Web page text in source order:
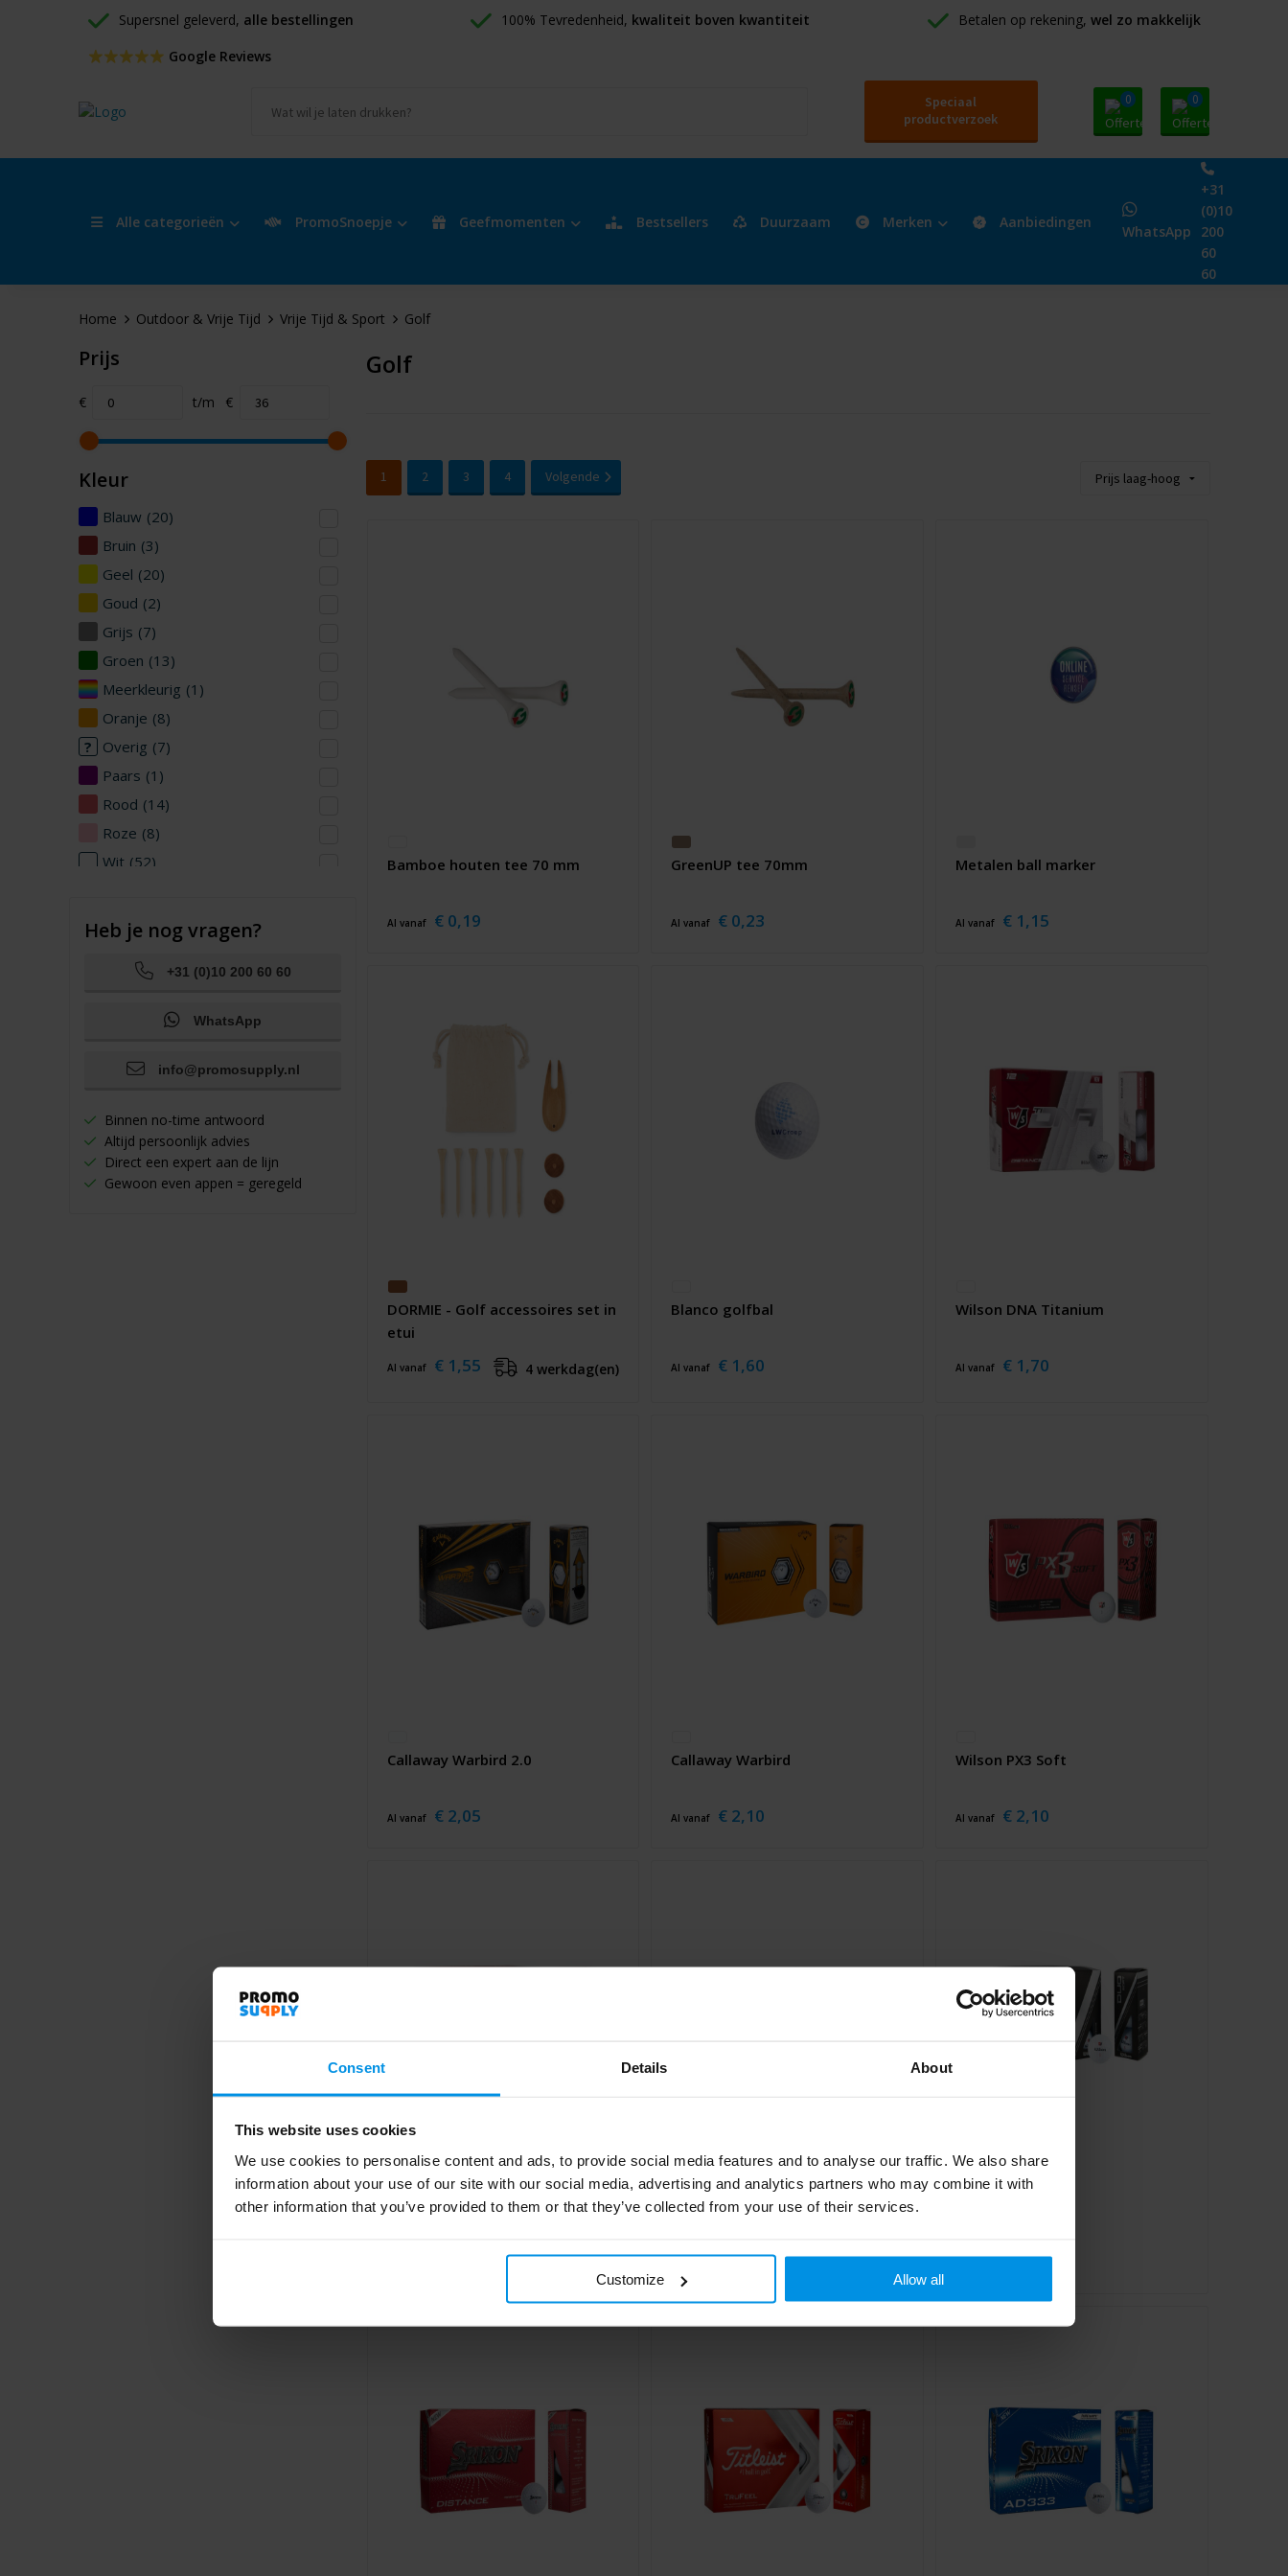
Consent Details About
This website uses cookies
We use cookies to personalise content and ads, to provide social media features and to analyse our traffic. We also share
information about your use of our site with our social media, advertising and analytics partners who may combine it with
other information that you’ve provided to them or that they’ve collected from your use of their services.
Customize Allow all
Supersnel geleverd, alle bestellingen 100% Tevredenheid, kwaliteit boven kwantiteit Betalen op rekening, wel zo makkelijk
Google Reviews
Speciaal
productverzoek
0 0
Alle categorieën PromoSnoepje Geefmomenten Bestsellers Duurzaam Merken Aanbiedingen
WhatsApp
+31
(0)10
200
60
60
Home Outdoor & Vrije Tijd Vrije Tijd & Sport Golf
Prijs
€ t/m €
Kleur
Blauw (20)
Bruin (3)
Geel (20)
Goud (2)
Grijs (7)
Groen (13)
Meerkleurig (1)
Oranje (8)
Overig (7)
Paars (1)
Rood (14)
Roze (8)
Wit (52)
Zwart
Heb je nog vragen?
+31 (0)10 200 60 60
WhatsApp
info@promosupply.nl
Binnen no-time antwoord
Altijd persoonlijk advies
Direct een expert aan de lijn
Gewoon even appen = geregeld
Golf
1 2 3 4 Volgende
Bamboe houten tee 70 mm
Al vanaf € 0,19
GreenUP tee 70mm
Al vanaf € 0,23
Metalen ball marker
Al vanaf € 1,15
DORMIE - Golf accessoires set in
etui
Al vanaf € 1,55 4 werkdag(en)
Blanco golfbal
Al vanaf € 1,60
Wilson DNA Titanium
Al vanaf € 1,70
Callaway Warbird 2.0
Al vanaf € 2,05
Callaway Warbird
Al vanaf € 2,10
Wilson PX3 Soft
Al vanaf € 2,10
Pinnacle Rush Callaway HEX Diablo
€ 2,30 € 2,30